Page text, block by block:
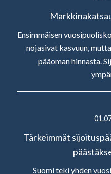
Ensimmäisen
nojasivat kasvuun,
pääoman hinnasta.
Tärkeimmät
Suomi teki yhden